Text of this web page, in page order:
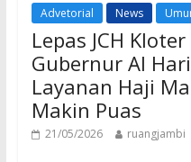
k p
Advetorial News
Lepas JCH
Gubernur Al
Layanan Haji
Makin Puas
21/05/2026 ruangjambi